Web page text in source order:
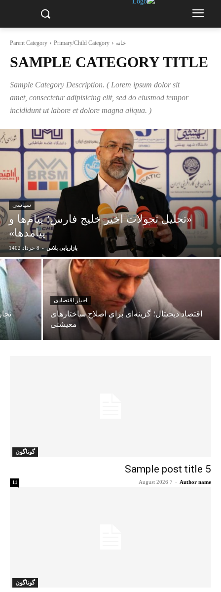
خانه Parent Category Primary/Child Category
SAMPLE CATEGORY TITLE
Sample Category Description. ( Lorem ipsum dolor sit
amet, consectetur adipisicing elit, sed do eiusmod tempor
incididunt ut labore et dolore magna aliqua. )
سیاسی
«تحلیل تحولات اخیر خلیج فارس؛ پیام‌ها و
پیامدها»
بازاریابی پلاس - 8 خرداد 1402
اخبار اقتصادی
اقتصاد دیجیتال؛ گزینه‌ای برای اصلاح ساختارهای
معیشتی
گوناگون
Sample post title 5
Author name
-
7 August 2026
11
گوناگون